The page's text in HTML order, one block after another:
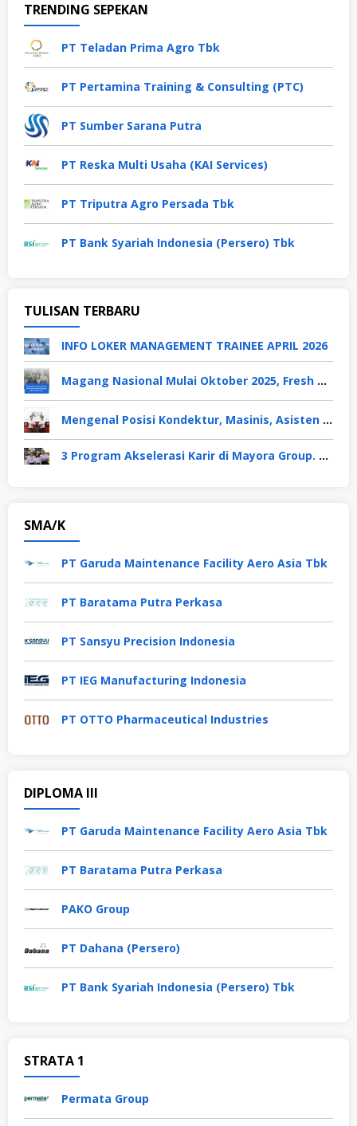
TRENDING SEPEKAN
PT Teladan Prima Agro Tbk
PT Pertamina Training & Consulting (PTC)
PT Sumber Sarana Putra
PT Reska Multi Usaha (KAI Services)
PT Triputra Agro Persada Tbk
PT Bank Syariah Indonesia (Persero) Tbk
TULISAN TERBARU
INFO LOKER MANAGEMENT TRAINEE APRIL 2026
Magang Nasional Mulai Oktober 2025, Fresh Graduate Dapat Gaji UMP Selama 6 Bulan
Mengenal Posisi Kondektur, Masinis, Asisten PPKA, Pemeliharaan Sarana dan Prasarana, Polsuska (Polisi Khusus Kereta Api), di PT KAI
3 Program Akselerasi Karir di Mayora Group. Apa Saja? Berikut Penjelasannya
SMA/K
PT Garuda Maintenance Facility Aero Asia Tbk
PT Baratama Putra Perkasa
PT Sansyu Precision Indonesia
PT IEG Manufacturing Indonesia
PT OTTO Pharmaceutical Industries
DIPLOMA III
PT Garuda Maintenance Facility Aero Asia Tbk
PT Baratama Putra Perkasa
PAKO Group
PT Dahana (Persero)
PT Bank Syariah Indonesia (Persero) Tbk
STRATA 1
Permata Group